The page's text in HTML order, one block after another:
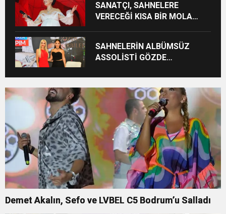
SANATÇI, SAHNELERE
VERECEĞİ KISA BİR MOLA
SAHNELERİN ALBÜMSÜZ
ASSOLİSTİ GÖZDE
MAGAZİN’DE: “SON ASSOLİST
OLARAK VAR OLACAĞIM!”
Demet Akalın, Sefo ve LVBEL C5 Bodrum’u Salladı